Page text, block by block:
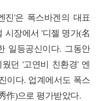
진'은 폭스바겐의 대표
시장에서 '디젤 명가(名
일등공신이다. 그동안
던 '고연비 친환경' 엔
이다. 업계에서도 폭스
作)으로 평가받았다.